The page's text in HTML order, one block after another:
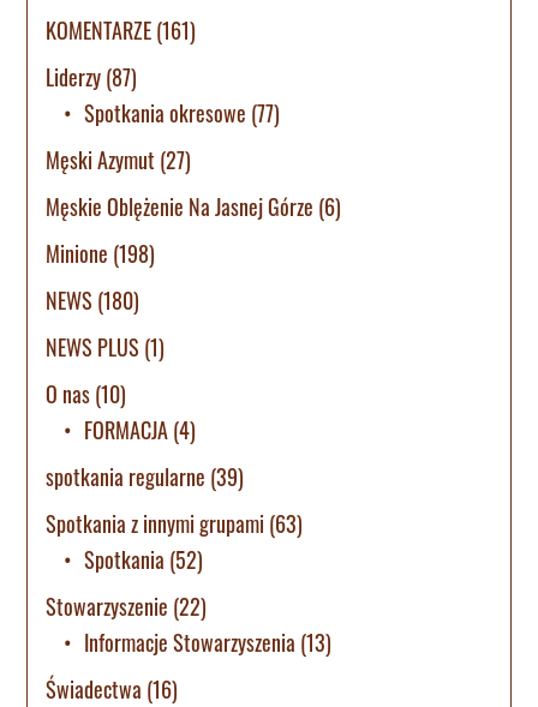
KOMENTARZE(161)
Liderzy(87)
Spotkania okresowe (77)
Męski Azymut (27)
Męskie Oblężenie Na Jasnej Górze (6)
Minione (198)
NEWS (180)
NEWS PLUS (1)
O nas(10)
FORMACJA(4)
spotkania regularne (39)
Spotkania z innymi grupami (63)
Spotkania (52)
Stowarzyszenie (22)
Informacje Stowarzyszenia (13)
Świadectwa (16)